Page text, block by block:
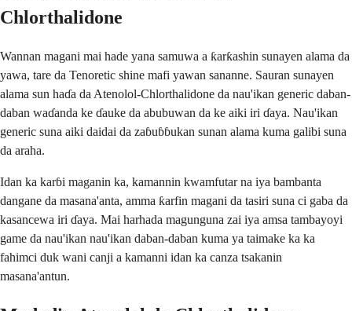
Chlorthalidone
Wannan magani mai hade yana samuwa a ƙarƙashin sunayen alama da
yawa, tare da Tenoretic shine mafi yawan sananne. Sauran sunayen
alama sun haɗa da Atenolol-Chlorthalidone da nau'ikan generic daban-
daban waɗanda ke ɗauke da abubuwan da ke aiki iri ɗaya. Nau'ikan
generic suna aiki daidai da zaɓuɓɓukan sunan alama kuma galibi suna
da araha.
Idan ka karɓi maganin ka, kamannin kwamfutar na iya bambanta
dangane da masana'anta, amma ƙarfin magani da tasiri suna ci gaba da
kasancewa iri ɗaya. Mai harhada magunguna zai iya amsa tambayoyi
game da nau'ikan nau'ikan daban-daban kuma ya taimake ka ka
fahimci duk wani canji a kamanni idan ka canza tsakanin
masana'antun.